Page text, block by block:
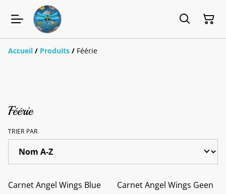
Accueil / Produits / Féérie
Féérie
TRIER PAR
Carnet Angel Wings Blue
Carnet Angel Wings Geen